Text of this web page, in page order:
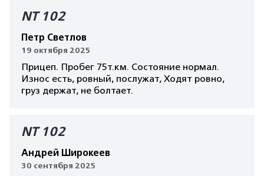
NT 102
Петр Светлов
19 октября 2025
Прицеп. Пробег 75т.км. Состояние нормал.
Износ есть, ровный, послужат, Ходят ровно,
груз держат, не болтает.
NT 102
Андрей Широкеев
30 сентября 2025